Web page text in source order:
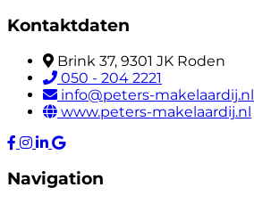
Kontaktdaten
Brink 37, 9301 JK Roden
050 - 204 2221
info@peters-makelaardij.nl
www.peters-makelaardij.nl
Navigation